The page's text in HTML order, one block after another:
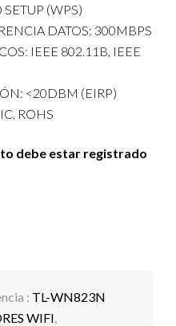
(WPS)
DATOS: 300MBPS
IEEE 802.11B, IEEE
<20DBM (EIRP)
ROHS
debe estar registrado
: TL-WN823N
WIFI,